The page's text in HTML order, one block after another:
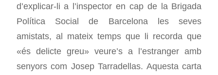
d’explicar-li a l’inspector en cap de la Brigada
Política Social de Barcelona les seves
amistats, al mateix temps que li recorda que
«és delicte greu» veure’s a l’estranger amb
senyors com Josep Tarradellas. Aquesta carta